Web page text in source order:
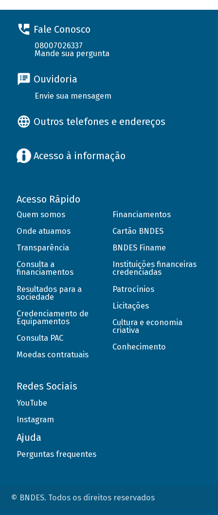
Fale Conosco
08007026337
Mande sua pergunta
Ouvidoria
Envie sua mensagem
Outros telefones e endereços
Acesso à informação
Acesso Rápido
Quem somos
Onde atuamos
Transparência
Consulta a
financiamentos
Resultados para a
sociedade
Credenciamento de
Equipamentos
Consulta PAC
Moedas contratuais
Financiamentos
Cartão BNDES
BNDES Finame
Instituições financeiras
credenciadas
Patrocínios
Licitações
Cultura e economia
criativa
Conhecimento
Redes Sociais
YouTube
Instagram
Ajuda
Perguntas frequentes
© BNDES. Todos os direitos reservados